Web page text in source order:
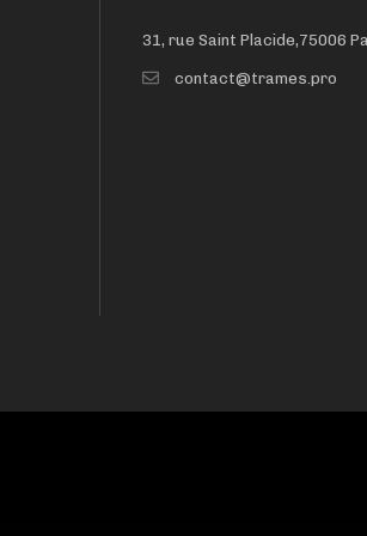
31, rue Saint Placide,75006
contact@trames.pro